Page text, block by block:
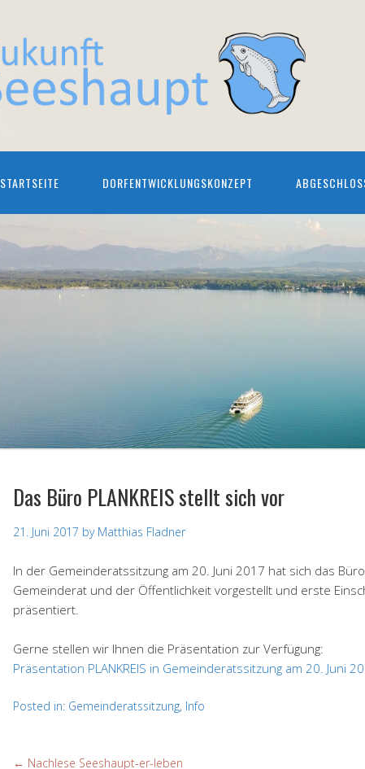
STARTSEITE DORFENTWICKLUNGSKONZEPT
Das Büro PLANKREIS stellt sich vor
21. Juni 2017 by Matthias Fladner
In der Gemeinderatssitzung am 20. Juni 2017 hat sich das Büro
Gemeinderat und der Öffentlichkeit vorgestellt und erste
präsentiert.
Gerne stellen wir Ihnen die Präsentation zur Verfügung:
Präsentation PLANKREIS in Gemeinderatssitzung am 20. Juni
Posted in: Gemeinderatssitzung, Info
← Nachlese Seeshaupt-er-leben